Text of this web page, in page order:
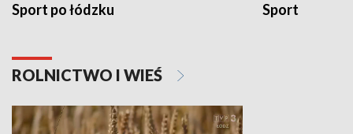
Sport po łódzku Sport
ROLNICTWO I WIEŚ